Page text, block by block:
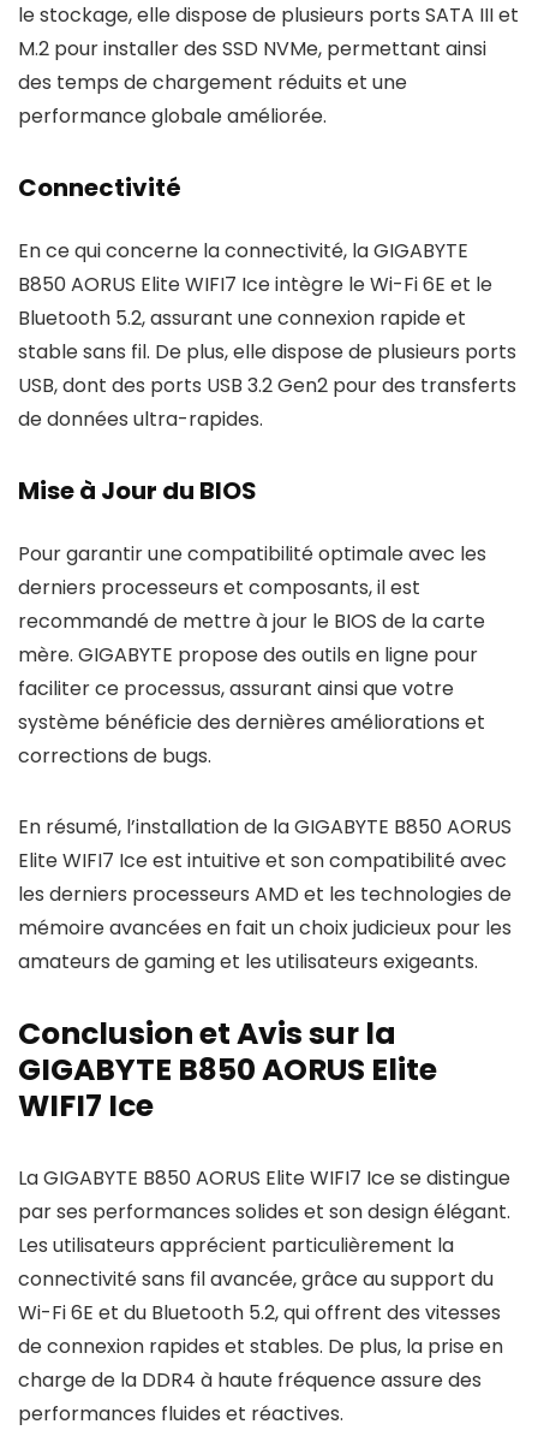
le stockage, elle dispose de plusieurs ports SATA III et
M.2 pour installer des SSD NVMe, permettant ainsi
des temps de chargement réduits et une
performance globale améliorée.
Connectivité
En ce qui concerne la connectivité, la GIGABYTE
B850 AORUS Elite WIFI7 Ice intègre le Wi-Fi 6E et le
Bluetooth 5.2, assurant une connexion rapide et
stable sans fil. De plus, elle dispose de plusieurs ports
USB, dont des ports USB 3.2 Gen2 pour des transferts
de données ultra-rapides.
Mise à Jour du BIOS
Pour garantir une compatibilité optimale avec les
derniers processeurs et composants, il est
recommandé de mettre à jour le BIOS de la carte
mère. GIGABYTE propose des outils en ligne pour
faciliter ce processus, assurant ainsi que votre
système bénéficie des dernières améliorations et
corrections de bugs.
En résumé, l’installation de la GIGABYTE B850 AORUS
Elite WIFI7 Ice est intuitive et son compatibilité avec
les derniers processeurs AMD et les technologies de
mémoire avancées en fait un choix judicieux pour les
amateurs de gaming et les utilisateurs exigeants.
Conclusion et Avis sur la
GIGABYTE B850 AORUS Elite
WIFI7 Ice
La GIGABYTE B850 AORUS Elite WIFI7 Ice se distingue
par ses performances solides et son design élégant.
Les utilisateurs apprécient particulièrement la
connectivité sans fil avancée, grâce au support du
Wi-Fi 6E et du Bluetooth 5.2, qui offrent des vitesses
de connexion rapides et stables. De plus, la prise en
charge de la DDR4 à haute fréquence assure des
performances fluides et réactives.